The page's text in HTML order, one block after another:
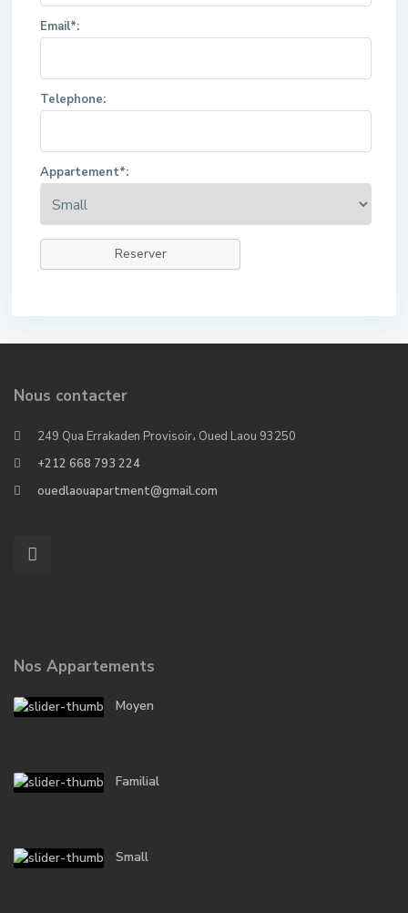
Email*:
Telephone:
Appartement*:
Reserver
Nous contacter
249 Qua Errakaden Provisoir، Oued Laou 93250
+212 668 793 224
ouedlaouapartment@gmail.com
Nos Appartements
Moyen
Familial
Small